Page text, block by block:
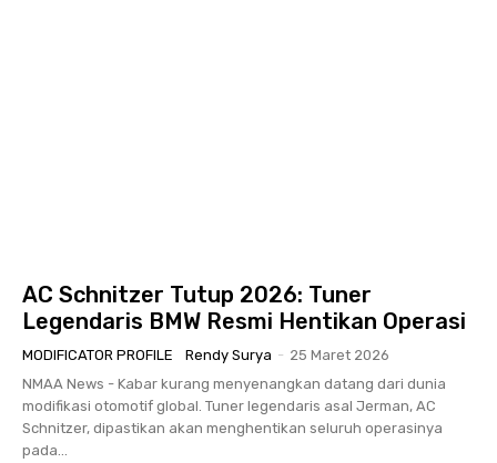
AC Schnitzer Tutup 2026: Tuner
Legendaris BMW Resmi Hentikan Operasi
MODIFICATOR PROFILE Rendy Surya - 25 Maret 2026
NMAA News - Kabar kurang menyenangkan datang dari dunia
modifikasi otomotif global. Tuner legendaris asal Jerman, AC
Schnitzer, dipastikan akan menghentikan seluruh operasinya
pada...